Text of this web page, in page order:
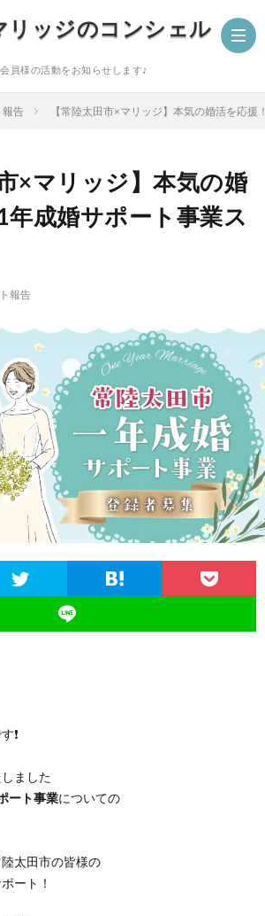
リッジのコンシェル
員様の活動をお知らせします♪
成
婚
婚
活
イ
ス
コ
ル
ジ
ュ
の
活
動
き
講
座・
報告 【常陸太田市×マリッジ】本気の婚活を応
×マリッジ】本気の婚
年成婚サポート事業ス
報告
❗
ました
ート事業についての
太田市の皆様の
ート！